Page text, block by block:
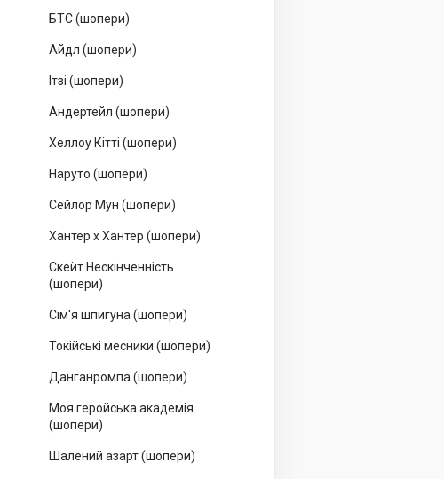
БТС (шопери)
Айдл (шопери)
Ітзі (шопери)
Андертейл (шопери)
Хеллоу Кітті (шопери)
Наруто (шопери)
Сейлор Мун (шопери)
Хантер х Хантер (шопери)
Скейт Нескінченність
(шопери)
Сім'я шпигуна (шопери)
Токійські месники (шопери)
Данганромпа (шопери)
Моя геройська академія
(шопери)
Шалений азарт (шопери)